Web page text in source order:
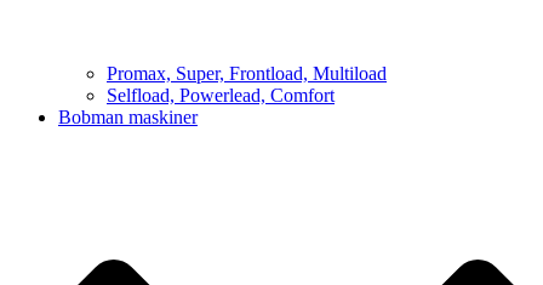
Promax, Super, Frontload, Multiload
Selfload, Powerlead, Comfort
Bobman maskiner